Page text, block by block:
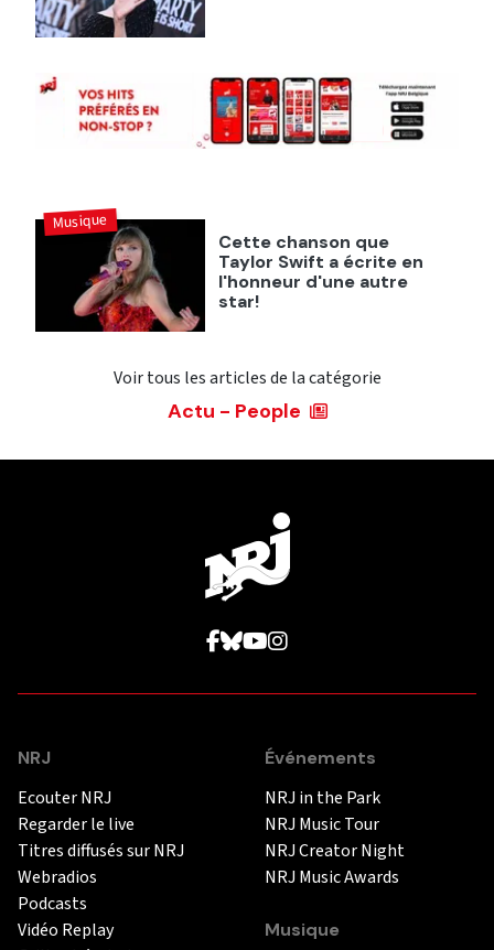
Cette chanson que
Taylor Swift a écrite en
l'honneur d'une autre
star!
Musique
Voir tous les articles de la catégorie
Actu - People
NRJ
Ecouter NRJ
Regarder le live
Titres diffusés sur NRJ
Webradios
Podcasts
Vidéo Replay
Événements
NRJ in the Park
NRJ Music Tour
NRJ Creator Night
NRJ Music Awards
Musique